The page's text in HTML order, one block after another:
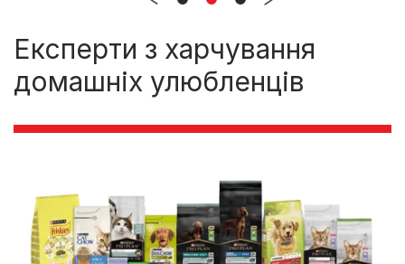
Експерти з харчування
домашніх улюбленців